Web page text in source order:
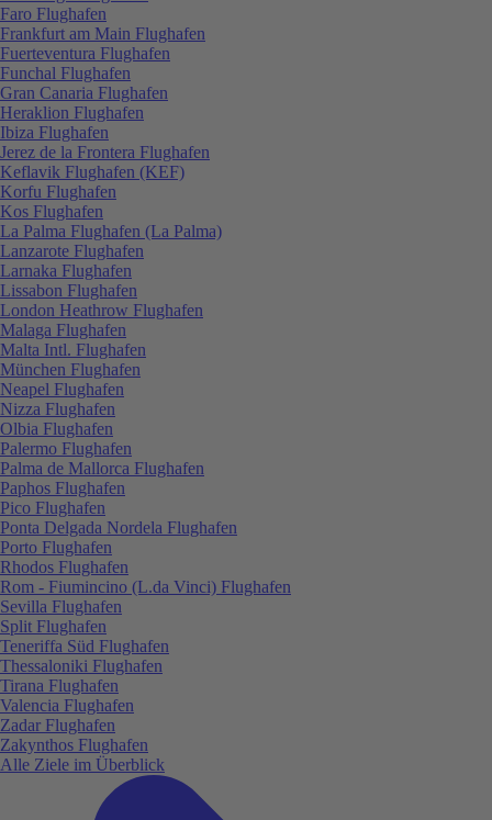
Faro Flughafen
Frankfurt am Main Flughafen
Fuerteventura Flughafen
Funchal Flughafen
Gran Canaria Flughafen
Heraklion Flughafen
Ibiza Flughafen
Jerez de la Frontera Flughafen
Keflavik Flughafen (KEF)
Korfu Flughafen
Kos Flughafen
La Palma Flughafen (La Palma)
Lanzarote Flughafen
Larnaka Flughafen
Lissabon Flughafen
London Heathrow Flughafen
Malaga Flughafen
Malta Intl. Flughafen
München Flughafen
Neapel Flughafen
Nizza Flughafen
Olbia Flughafen
Palermo Flughafen
Palma de Mallorca Flughafen
Paphos Flughafen
Pico Flughafen
Ponta Delgada Nordela Flughafen
Porto Flughafen
Rhodos Flughafen
Rom - Fiumincino (L.da Vinci) Flughafen
Sevilla Flughafen
Split Flughafen
Teneriffa Süd Flughafen
Thessaloniki Flughafen
Tirana Flughafen
Valencia Flughafen
Zadar Flughafen
Zakynthos Flughafen
Alle Ziele im Überblick